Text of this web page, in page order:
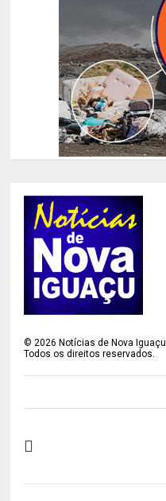
©2026 Notícias de Nova Iguaçu
Todos os direitos reservados.